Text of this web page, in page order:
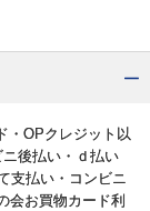
・OPクレジット以
後払い・ｄ払い
支払い・コンビニ
会お買物カード利